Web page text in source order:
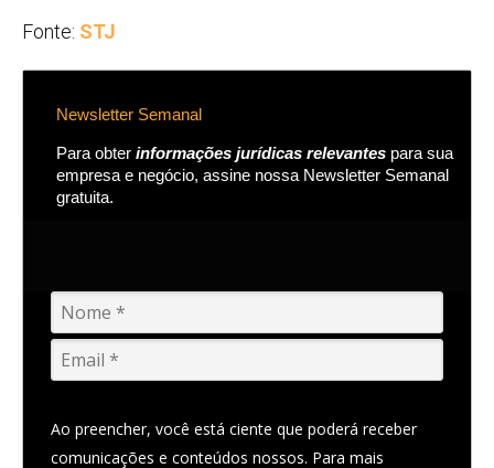
Fonte: STJ
Newsletter Semanal
Para obter informações jurídicas relevantes para sua
empresa e negócio, assine nossa Newsletter Semanal
gratuita.
Ao preencher, você está ciente que poderá receber
comunicações e conteúdos nossos. Para mais